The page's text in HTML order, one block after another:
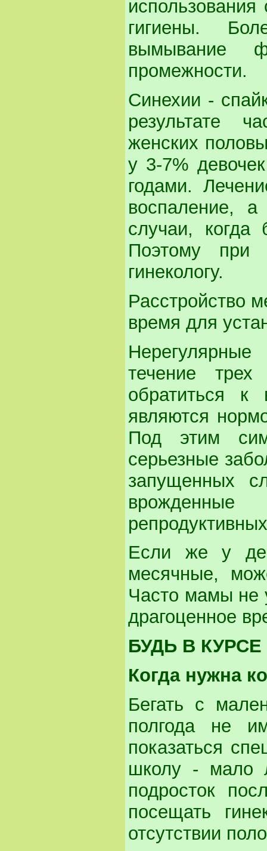
гигиены.
вымывание
промежности.
Синехии -
результате
женских
у 3-7%
годами.
воспаление,
случаи,
Поэтому
гинекологу.
Расстройство
время для
течение
обратиться к
являются
Под этим
серьезные
запущенных
Если же у
месячные,
Часто мамы не
драгоценное
БУДЬ В КУРСЕ
Когда нужна
Бегать с
полгода не
показаться
школу - мало
подросток
посещать
отсутствии